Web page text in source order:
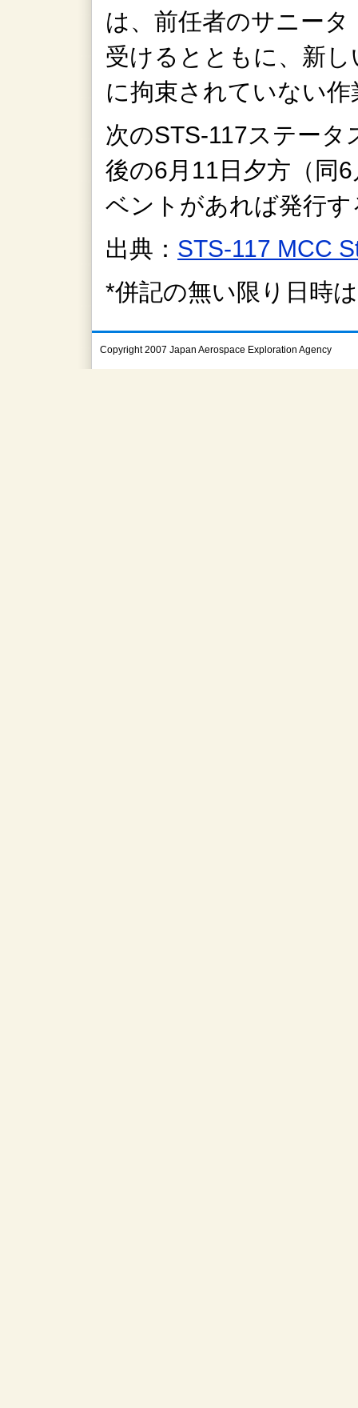
は、前任者のサニー
受けるとともに、新
に拘束されていない
次のSTS-117ステータ
後の6月11日夕方（同
ベントがあれば発行
出典： STS-117 MCC
*併記の無い限り日時
Copyright 2007 Japan Aerospace Exploration Agency